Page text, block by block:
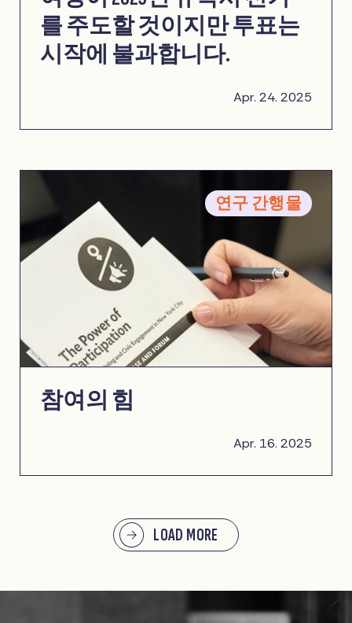
를 주도할 것이지만 투표는
시작에 불과합니다.
Apr. 24. 2025
연구 간행물
참여의 힘
Apr. 16. 2025
LOAD MORE